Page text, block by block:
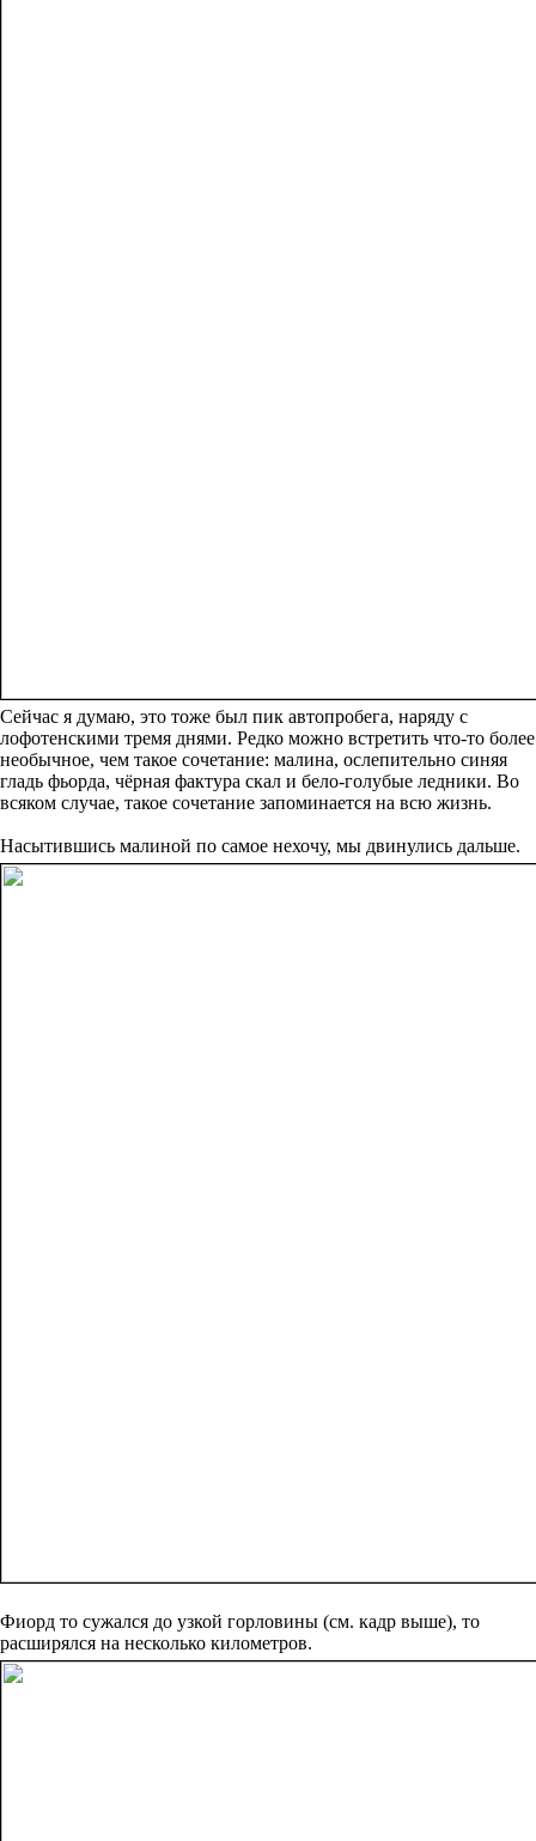
Сейчас я думаю, это тоже был пик автопробега, наряду с
лофотенскими тремя днями. Редко можно встретить что-то более
необычное, чем такое сочетание: малина, ослепительно синяя
гладь фьорда, чёрная фактура скал и бело-голубые ледники. Во
всяком случае, такое сочетание запоминается на всю жизнь.
Насытившись малиной по самое нехочу, мы двинулись дальше.
Фиорд то сужался до узкой горловины (см. кадр выше), то
расширялся на несколько километров.